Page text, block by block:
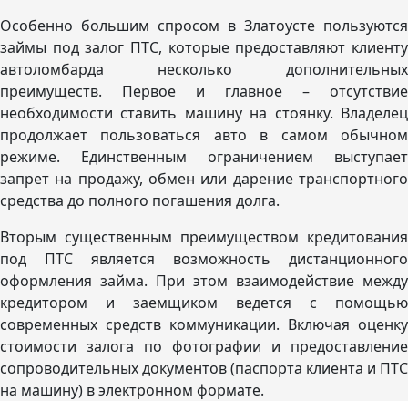
Особенно большим спросом в Златоусте пользуются
займы под залог ПТС, которые предоставляют клиенту
автоломбарда несколько дополнительных
преимуществ. Первое и главное – отсутствие
необходимости ставить машину на стоянку. Владелец
продолжает пользоваться авто в самом обычном
режиме. Единственным ограничением выступает
запрет на продажу, обмен или дарение транспортного
средства до полного погашения долга.
Вторым существенным преимуществом кредитования
под ПТС является возможность дистанционного
оформления займа. При этом взаимодействие между
кредитором и заемщиком ведется с помощью
современных средств коммуникации. Включая оценку
стоимости залога по фотографии и предоставление
сопроводительных документов (паспорта клиента и ПТС
на машину) в электронном формате.